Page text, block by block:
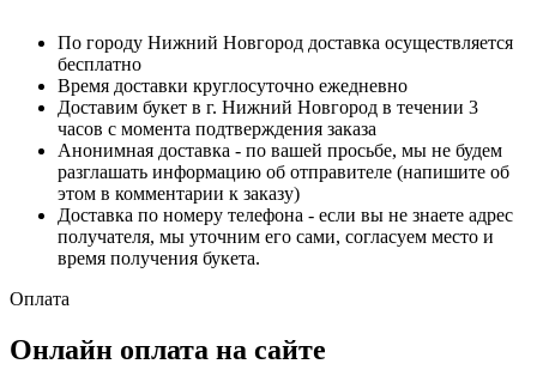
По городу Нижний Новгород доставка осуществляется
бесплатно
Время доставки круглосуточно ежедневно
Доставим букет в г. Нижний Новгород в течении 3
часов с момента подтверждения заказа
Анонимная доставка - по вашей просьбе, мы не будем
разглашать информацию об отправителе (напишите об
этом в комментарии к заказу)
Доставка по номеру телефона - если вы не знаете адрес
получателя, мы уточним его сами, согласуем место и
время получения букета.
Оплата
Онлайн оплата на сайте